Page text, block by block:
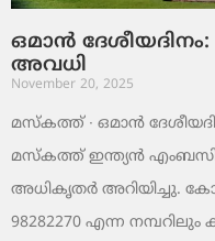
ഒമാൻ
അവധി
November 20, 2025
മസ്‌കത്ത് ∙ ഒമാൻ
മസ്‌കത്ത് ഇന്ത്യൻ എംബസി
അധികൃതർ അറിയിച്ചു.
98282270 എന്ന